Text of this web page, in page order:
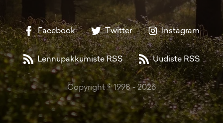
Facebook Twitter Instagram
Lennupakkumiste RSS Uudiste RSS
Copyright © 1998 -2026